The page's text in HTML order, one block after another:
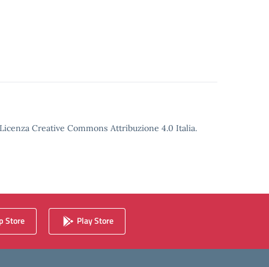
Creative Commons Attribuzione 4.0 Italia.
Store Play Store